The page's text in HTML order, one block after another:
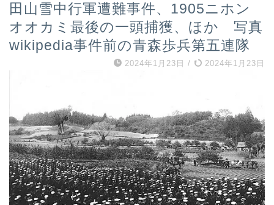
田山雪中行軍遭難事件、1905ニホン
オオカミ最後の一頭捕獲、ほか 写真
wikipedia事件前の青森歩兵第五連隊
2024年1月23日 / 2024年1月23日